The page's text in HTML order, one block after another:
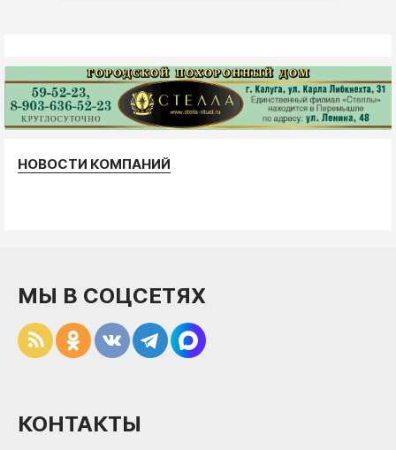
НОВОСТИ КОМПАНИЙ
МЫ В СОЦСЕТЯХ
КОНТАКТЫ